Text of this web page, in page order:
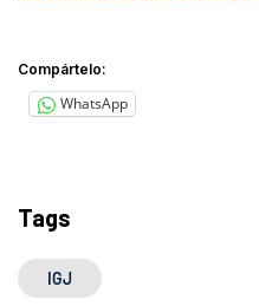
Compártelo:
WhatsApp
Tags
IGJ